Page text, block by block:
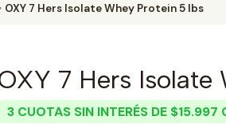
OXY 7 Hers Isolate Whey Protein 5 lbs
7 Hers Isolate
3 CUOTAS SIN INTERÉS DE $15.997